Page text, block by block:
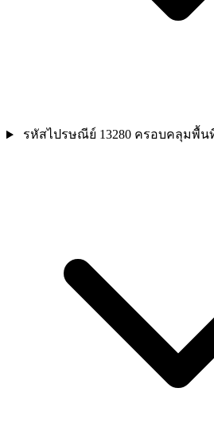
รหัสไปรษณีย์ 13280 ครอบคลุมพื้น